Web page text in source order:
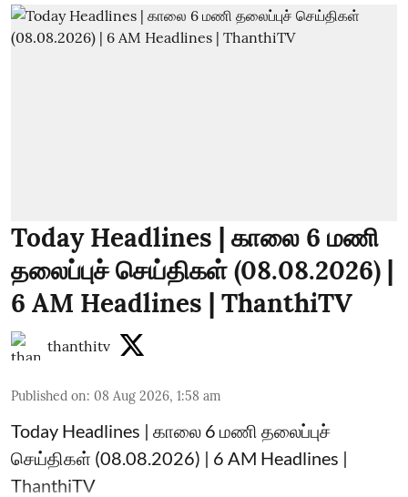
Today Headlines | காலை 6 மணி
தலைப்புச் செய்திகள் (08.08.2026) |
6 AM Headlines | ThanthiTV
thanthitv
Published on: 08 Aug 2026, 1:58 am
Today Headlines | காலை 6 மணி தலைப்புச்
செய்திகள் (08.08.2026) | 6 AM Headlines |
ThanthiTV